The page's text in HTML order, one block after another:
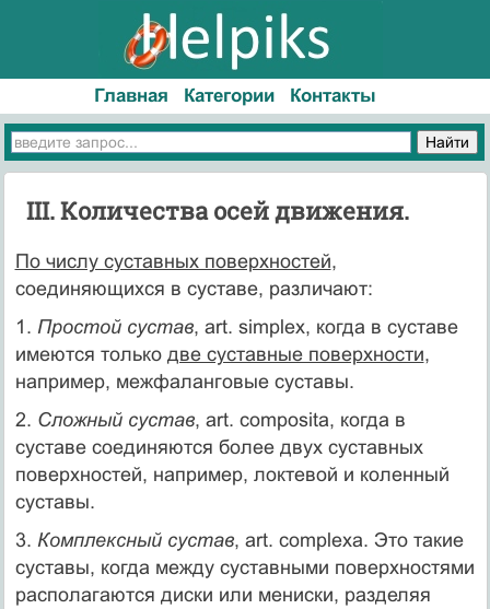
Главная Категории Контакты
III. Количества осей движения.
По числу суставных поверхностей,
соединяющихся в суставе, различают:
1. Простой сустав, art. simplex, когда в суставе
имеются только две суставные поверхности,
например, межфаланговые суставы.
2. Сложный сустав, art. composita, когда в
суставе соединяются более двух суставных
поверхностей, например, локтевой и коленный
суставы.
3. Комплексный сустав, art. complexa. Это такие
суставы, когда между суставными поверхностями
располагаются диски или мениски, разделяя